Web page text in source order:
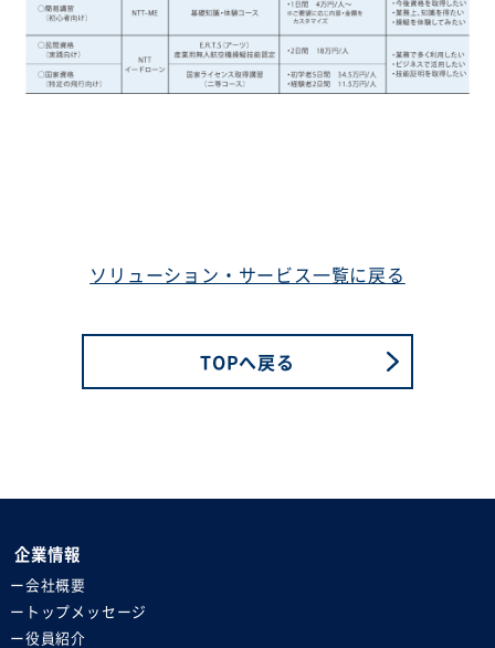
ソリューション・サービス一覧に戻る
TOPへ戻る
企業情報
会社概要
トップメッセージ
役員紹介